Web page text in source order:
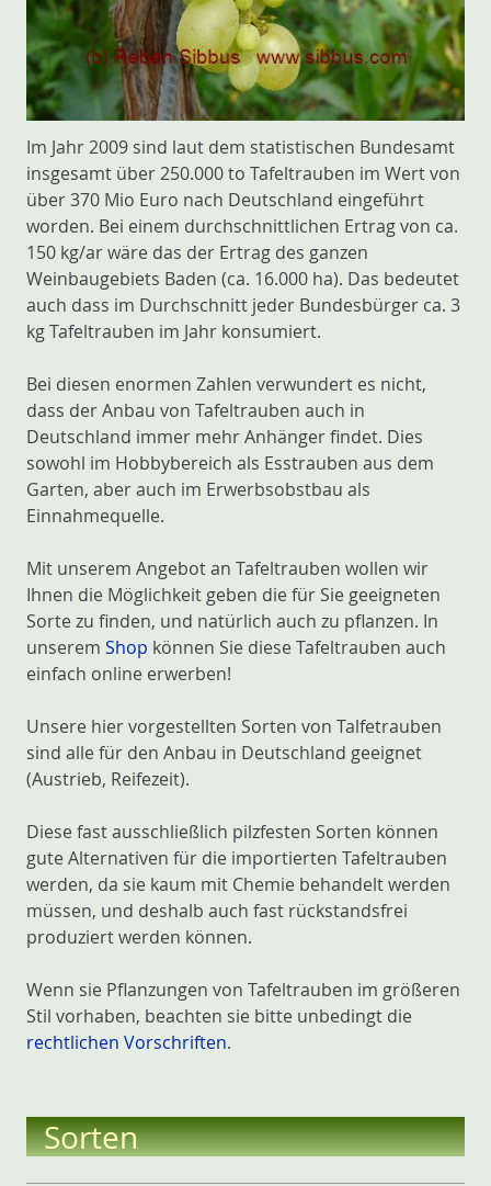
Im Jahr 2009 sind laut dem statistischen Bundesamt
insgesamt über 250.000 to Tafeltrauben im Wert von
über 370 Mio Euro nach Deutschland eingeführt
worden. Bei einem durchschnittlichen Ertrag von ca.
150 kg/ar wäre das der Ertrag des ganzen
Weinbaugebiets Baden (ca. 16.000 ha). Das bedeutet
auch dass im Durchschnitt jeder Bundesbürger ca. 3
kg Tafeltrauben im Jahr konsumiert.
Bei diesen enormen Zahlen verwundert es nicht,
dass der Anbau von Tafeltrauben auch in
Deutschland immer mehr Anhänger findet. Dies
sowohl im Hobbybereich als Esstrauben aus dem
Garten, aber auch im Erwerbsobstbau als
Einnahmequelle.
Mit unserem Angebot an Tafeltrauben wollen wir
Ihnen die Möglichkeit geben die für Sie geeigneten
Sorte zu finden, und natürlich auch zu pflanzen. In
unserem Shop können Sie diese Tafeltrauben auch
einfach online erwerben!
Unsere hier vorgestellten Sorten von Talfetrauben
sind alle für den Anbau in Deutschland geeignet
(Austrieb, Reifezeit).
Diese fast ausschließlich pilzfesten Sorten können
gute Alternativen für die importierten Tafeltrauben
werden, da sie kaum mit Chemie behandelt werden
müssen, und deshalb auch fast rückstandsfrei
produziert werden können.
Wenn sie Pflanzungen von Tafeltrauben im größeren
Stil vorhaben, beachten sie bitte unbedingt die
rechtlichen Vorschriften.
Sorten